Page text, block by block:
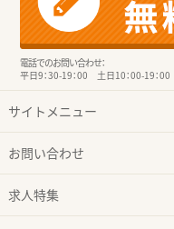
電話でのお問い合わせ：
平日9：30-19：00 土日10：00-19：00
サイトメニュー
お問い合わせ
求人特集